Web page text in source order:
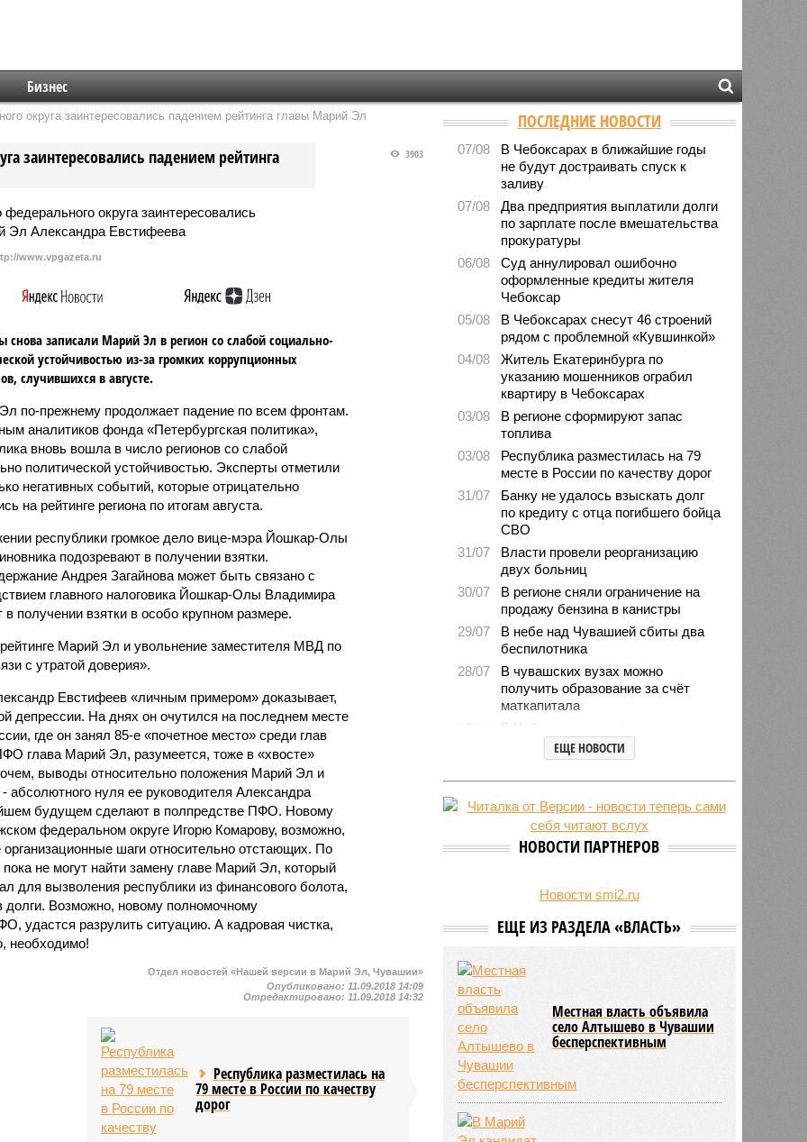
Бизнес
округа заинтересовались падением рейтинга главы Марий Эл
заинтересовались падением рейтинга 3903
www.vpgazeta.ru
снова записали Марий Эл в регион со слабой социально-
устойчивостью из-за громких коррупционных
случившихся в августе.
по-прежнему продолжает падение по всем фронтам.
аналитиков фонда «Петербургская политика»,
вновь вошла в число регионов со слабой
политической устойчивостью. Эксперты отметили
негативных событий, которые отрицательно
на рейтинге региона по итогам августа.
республики громкое дело вице-мэра Йошкар-Олы
подозревают в получении взятки.
Андрея Загайнова может быть связано с
главного налоговика Йошкар-Олы Владимира
получении взятки в особо крупном размере.
Марий Эл и увольнение заместителя МВД по
с утратой доверия».
Евстифеев «личным примером» доказывает,
депрессии. На днях он очутился на последнем месте
где он занял 85-е «почетное место» среди глав
глава Марий Эл, разумеется, тоже в «хвосте»
выводы относительно положения Марий Эл и
абсолютного нуля ее руководителя Александра
будущем сделают в полпредстве ПФО. Новому
федеральном округе Игорю Комарову, возможно,
шаги относительно отстающих. По
не могут найти замену главе Марий Эл, который
для вызволения республики из финансового болота,
долги. Возможно, новому полномочному
удастся разрулить ситуацию. А кадровая чистка,
необходимо!
Отдел новостей «Нашей версии в Марий Эл, Чувашии»
Опубликовано: 11.09.2018 14:09
Отредактировано: 11.09.2018 14:32
Республика разместилась на
79 месте в России по качеству
дорог
ПОСЛЕДНИЕ НОВОСТИ
07/08
В Чебоксарах в ближайшие годы
не будут достраивать спуск к
заливу
07/08
Два предприятия выплатили долги
по зарплате после вмешательства
прокуратуры
06/08
Суд аннулировал ошибочно
оформленные кредиты жителя
Чебоксар
05/08
В Чебоксарах снесут 46 строений
рядом с проблемной «Кувшинкой»
04/08
Житель Екатеринбурга по
указанию мошенников ограбил
квартиру в Чебоксарах
03/08
В регионе сформируют запас
топлива
03/08
Республика разместилась на 79
месте в России по качеству дорог
31/07
Банку не удалось взыскать долг
по кредиту с отца погибшего бойца
СВО
31/07
Власти провели реорганизацию
двух больниц
30/07
В регионе сняли ограничение на
продажу бензина в канистры
29/07
В небе над Чувашией сбиты два
беспилотника
28/07
В чувашских вузах можно
получить образование за счёт
маткапитала
В Чебоксарах началась проверка
готовности школ и детсадов к
новому учебному году
27/07
Чувашские врачи выходили
младенца массой 745 граммов
Чувашские аграрии начали уборку
урожая
ЕЩЕ НОВОСТИ
НОВОСТИ ПАРТНЕРОВ
Новости smi2.ru
ЕЩЕ ИЗ РАЗДЕЛА «ВЛАСТЬ»
Местная власть объявила
село Алтышево в Чувашии
бесперспективным